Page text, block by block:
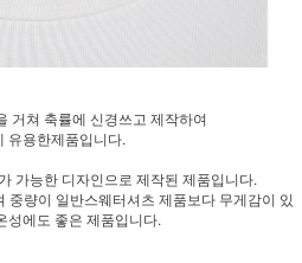
거쳐 축률에 신경쓰고 제작하여
유용한제품입니다.
가능한 디자인으로 제작된 제품입니다.
중량이 일반스웨터셔츠 제품보다 무게감이 있
성에도 좋은 제품입니다.